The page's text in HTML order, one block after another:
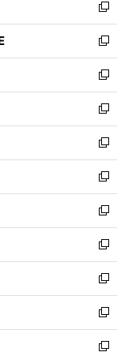
で
開
く
ド
ウ
で
開
く
新
し
い
ウ
ィ
ン
ド
ウ
で
開
く
新
し
い
ウ
ィ
ン
ド
ウ
で
開
く
新
し
い
ウ
ィ
ン
ド
ウ
で
開
く
新
し
い
ウ
ィ
ン
ド
ウ
で
開
く
新
し
い
ウ
ィ
ン
ド
ウ
で
開
く
新
し
い
ウ
ィ
ン
ド
ウ
で
開
く
新
し
い
ウ
ィ
ン
ド
ウ
で
新
し
い
ウ
ィ
ン
ド
新
し
い
ウ
ィ
新
し
い